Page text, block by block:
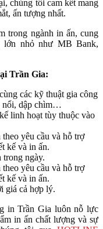
chúng tôi cam kết mang
ấn tượng nhất.
trong ngành in ấn, cung
lớn nhỏ như MB Bank,
Trần Gia:
các kỹ thuật gia công
nổi, dập chìm…
linh hoạt tùy thuộc vào
yêu cầu và hỗ trợ
kế và in ấn.
ngày.
yêu cầu và hỗ trợ
kế và in ấn.
giá cả hợp lý.
in Trần Gia luôn nỗ lực
in ấn chất lượng và sự